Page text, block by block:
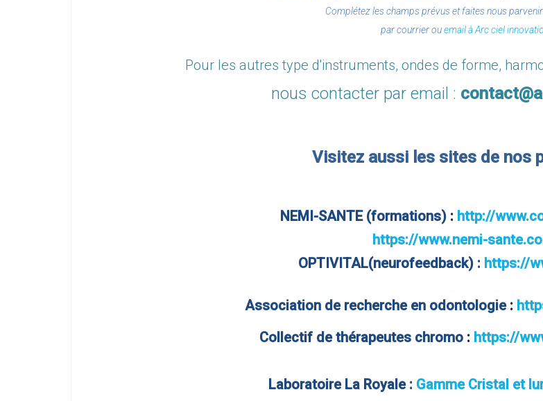
Complétez les champs prévus et faites nous
par courrierouemail à Arc ciel
Pour les autres type d'instruments, ondes de forme,
nous contacter par email :
Visitez aussi les sites de nos
NEMI-SANTE (formations) : http://
https://www.nemi-
OPTIVITAL(neurofeedback) : https://
Association de recherche en odontologie :
Collectif de thérapeutes chromo : https://
Laboratoire La Royale : Gamme Cristal et